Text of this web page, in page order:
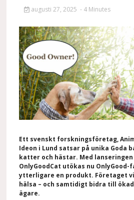
augusti 27, 2025 - 4 Minutes
Ett svenskt forskningsföretag,
Ideon i Lund satsar på unika Goda
katter och hästar. Med
OnlyGoodCat utökas nu OnlyGood-
ytterligare en produkt. Företaget
hälsa – och samtidigt bidra till
ägare.